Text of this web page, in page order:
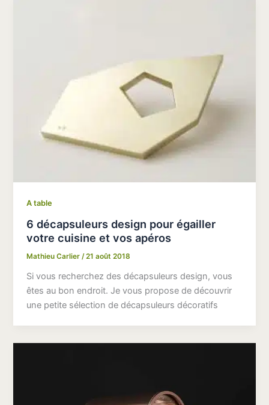
A table
6 décapsuleurs design pour égailler
votre cuisine et vos apéros
Mathieu Carlier/21 août 2018
Si vous recherchez des décapsuleurs design, vous
êtes au bon endroit. Je vous propose de découvrir
une petite sélection de décapsuleurs décoratifs